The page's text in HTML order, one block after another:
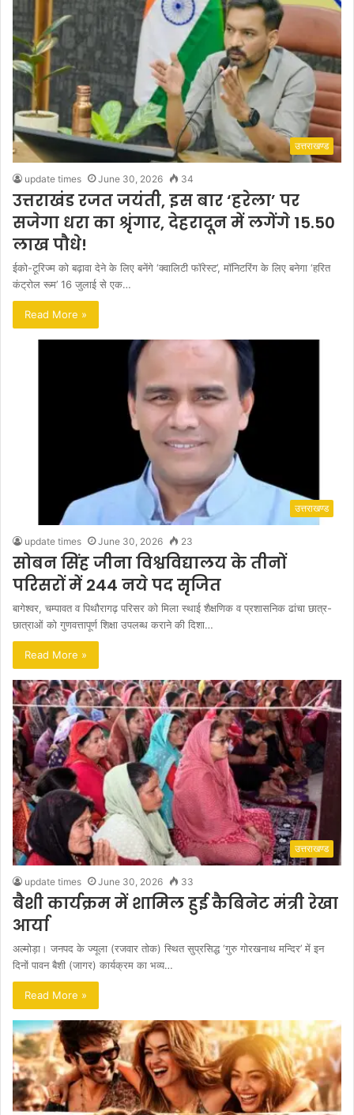
उत्तराखण्ड
update times June 30, 2026 34
उत्तराखंड रजत जयंती, इस बार ‘हरेला’ पर
सजेगा धरा का श्रृंगार, देहरादून में लगेंगे 15.50
लाख पौधे!
ईको-टूरिज्म को बढ़ावा देने के लिए बनेंगे ‘क्वालिटी फॉरेस्ट’, मॉनिटरिंग के लिए बनेगा ‘हरित
कंट्रोल रूम’ 16 जुलाई से एक…
Read More »
उत्तराखण्ड
update times June 30, 2026 23
सोबन सिंह जीना विश्वविद्यालय के तीनों
परिसरों में 244 नये पद सृजित
बागेश्वर, चम्पावत व पिथौरागढ़ परिसर को मिला स्थाई शैक्षणिक व प्रशासनिक ढांचा छात्र-
छात्राओं को गुणवत्तापूर्ण शिक्षा उपलब्ध कराने की दिशा…
Read More »
उत्तराखण्ड
update times June 30, 2026 33
बैशी कार्यक्रम में शामिल हुई कैबिनेट मंत्री रेखा
आर्या
अल्मोड़ा। जनपद के ज्यूला (रजवार तोक) स्थित सुप्रसिद्ध ‘गुरु गोरखनाथ मन्दिर’ में इन
दिनों पावन बैशी (जागर) कार्यक्रम का भव्य…
Read More »